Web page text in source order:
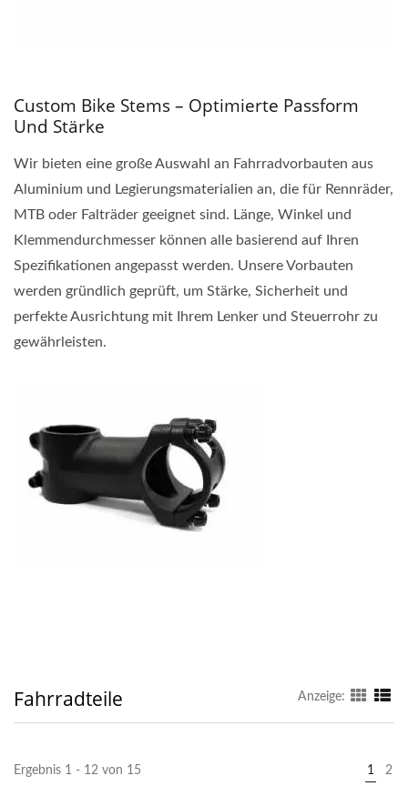
Custom Bike Stems – Optimierte Passform
Und Stärke
Wir bieten eine große Auswahl an Fahrradvorbauten aus
Aluminium und Legierungsmaterialien an, die für Rennräder,
MTB oder Falträder geeignet sind. Länge, Winkel und
Klemmendurchmesser können alle basierend auf Ihren
Spezifikationen angepasst werden. Unsere Vorbauten
werden gründlich geprüft, um Stärke, Sicherheit und
perfekte Ausrichtung mit Ihrem Lenker und Steuerrohr zu
gewährleisten.
Fahrradteile Anzeige:
Ergebnis 1 - 12 von 15 1 2